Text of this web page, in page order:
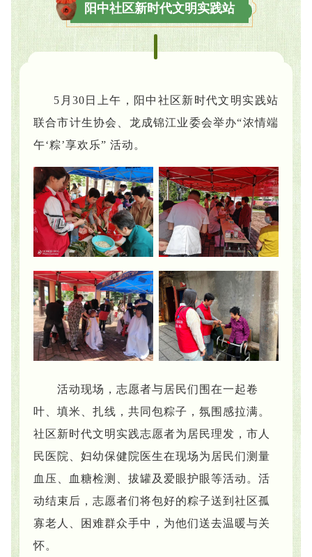
阳中社区新时代文明实践站
5月30日上午，阳中社区新时代文明实践站
联合市计生协会、龙成锦江业委会举办“浓情端
午‘粽’享欢乐” 活动。
活动现场，志愿者与居民们围在一起卷
叶、填米、扎线，共同包粽子，氛围感拉满。
社区新时代文明实践志愿者为居民理发，市人
民医院、妇幼保健院医生在现场为居民们测量
血压、血糖检测、拔罐及爱眼护眼等活动。活
动结束后，志愿者们将包好的粽子送到社区孤
寡老人、困难群众手中，为他们送去温暖与关
怀。